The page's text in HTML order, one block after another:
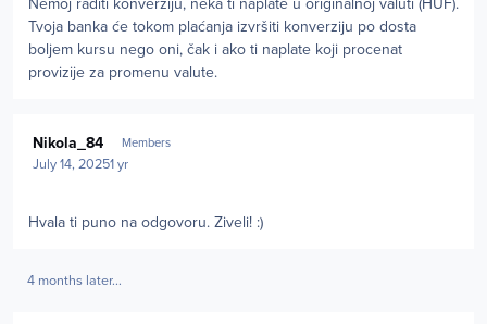
Nemoj raditi konverziju, neka ti naplate u originalnoj valuti (HUF).
Tvoja banka će tokom plaćanja izvršiti konverziju po dosta
boljem kursu nego oni, čak i ako ti naplate koji procenat
provizije za promenu valute.
Nikola_84 Members
July 14, 20251 yr
Hvala ti puno na odgovoru. Ziveli! :)
4 months later...